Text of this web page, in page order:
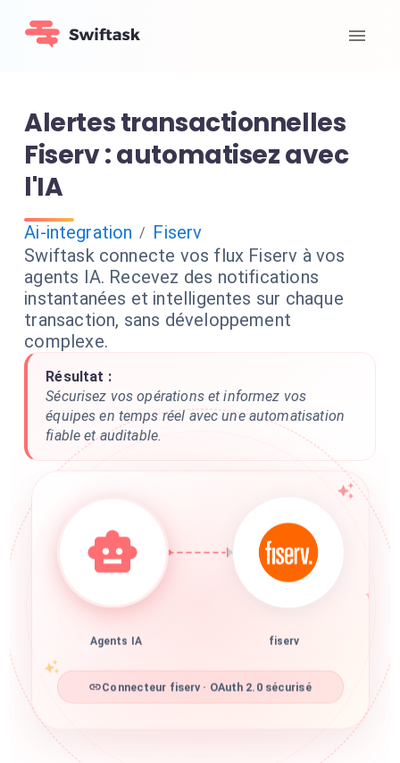
Alertes transactionnelles
Fiserv : automatisez avec
l'IA
Ai-integration / Fiserv
Swiftask connecte vos flux Fiserv à vos
agents IA. Recevez des notifications
instantanées et intelligentes sur chaque
transaction, sans développement
complexe.
Résultat :
Sécurisez vos opérations et informez vos
équipes en temps réel avec une automatisation
fiable et auditable.
Agents IA fiserv
Connecteur fiserv · OAuth 2.0 sécurisé